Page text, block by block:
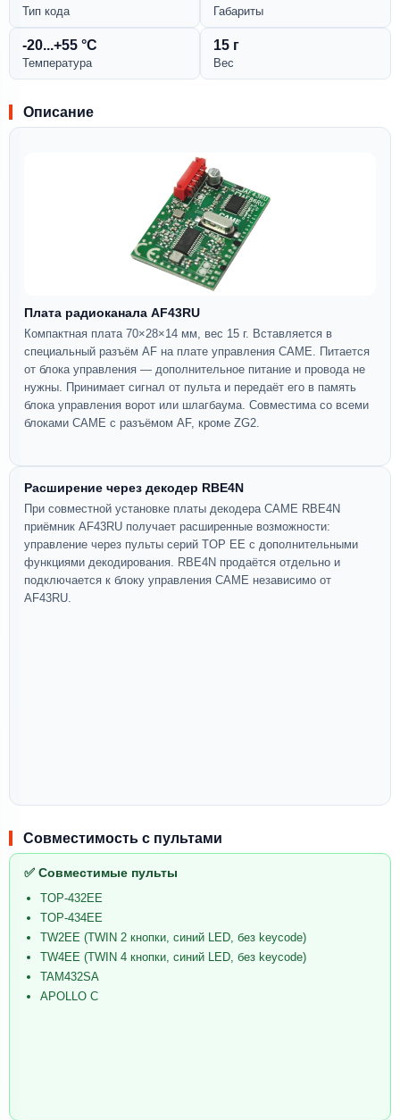
Тип кода Габариты
-20...+55 °С
Температура
15 г
Вес
Описание
Плата радиоканала AF43RU
Компактная плата 70×28×14 мм, вес 15 г. Вставляется в
специальный разъём AF на плате управления CAME. Питается
от блока управления — дополнительное питание и провода не
нужны. Принимает сигнал от пульта и передаёт его в память
блока управления ворот или шлагбаума. Совместима со всеми
блоками CAME с разъёмом AF, кроме ZG2.
Расширение через декодер RBE4N
При совместной установке платы декодера CAME RBE4N
приёмник AF43RU получает расширенные возможности:
управление через пульты серий TOP EE с дополнительными
функциями декодирования. RBE4N продаётся отдельно и
подключается к блоку управления CAME независимо от
AF43RU.
Совместимость с пультами
✅ Совместимые пульты
TOP-432EE
TOP-434EE
TW2EE (TWIN 2 кнопки, синий LED, без keycode)
TW4EE (TWIN 4 кнопки, синий LED, без keycode)
TAM432SA
APOLLO C